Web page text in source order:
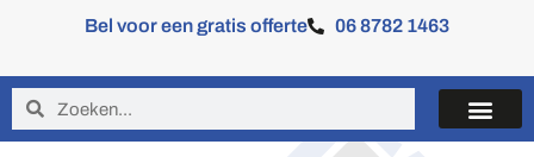
Bel voor een gratis offerte 06 8782 1463